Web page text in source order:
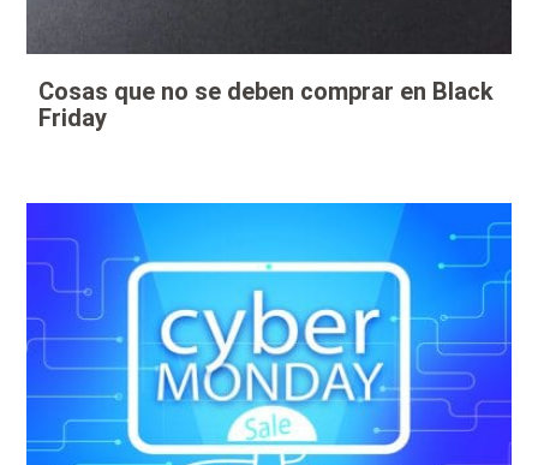
Cosas que no se deben comprar en Black
Friday